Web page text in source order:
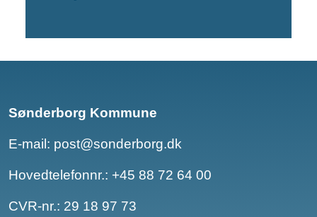
Sønderborg Kommune
E-mail: post@sonderborg.dk
Hovedtelefonnr.: +45 88 72 64 00
CVR-nr.: 29 18 97 73